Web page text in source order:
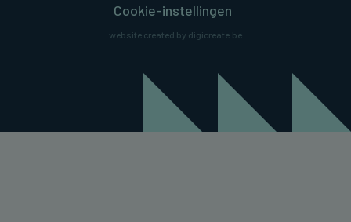
Cookie-instellingen
website created by digicreate.be